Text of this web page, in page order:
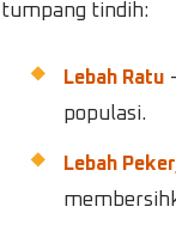
tumpang tindih:
Lebah Ratu
populasi.
Lebah